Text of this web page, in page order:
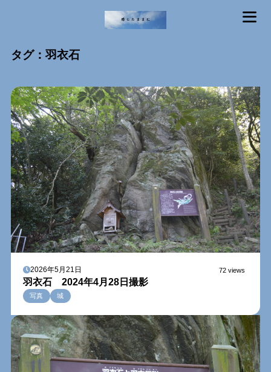
タグ：羽衣石
2026年5月21日 72 views
羽衣石 2024年4月28日撮影
写真 城